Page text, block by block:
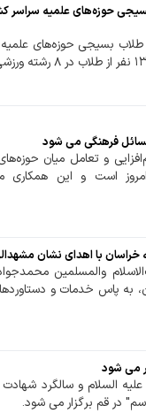
حوزه‌های علمیه سراسر
فرهنگی می شود
و تعامل میان
است و این همکاری
با اهدای نشان
والمسلمین
به پاس خدمات و
می شود
علیه السلام و سالگرد
در قم برگزار می شود.